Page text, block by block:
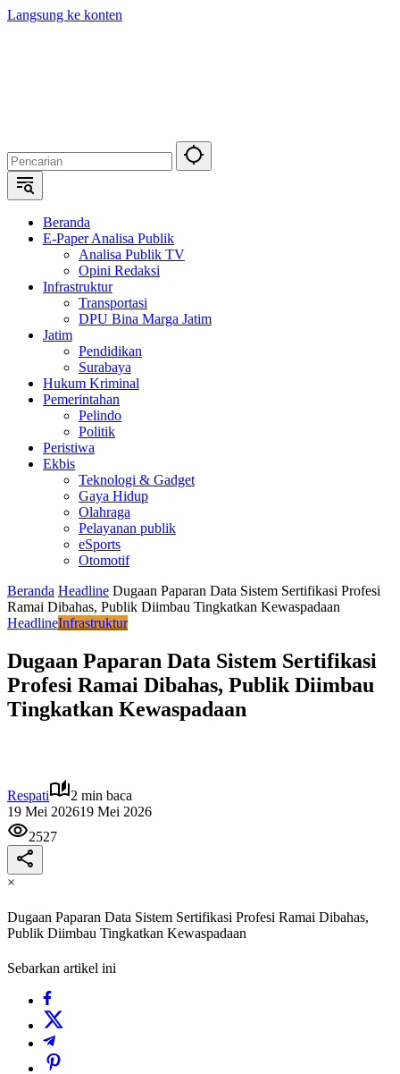
Langsung ke konten
Beranda
E-Paper Analisa Publik
Analisa Publik TV
Opini Redaksi
Infrastruktur
Transportasi
DPU Bina Marga Jatim
Jatim
Pendidikan
Surabaya
Hukum Kriminal
Pemerintahan
Pelindo
Politik
Peristiwa
Ekbis
Teknologi & Gadget
Gaya Hidup
Olahraga
Pelayanan publik
eSports
Otomotif
Beranda Headline Dugaan Paparan Data Sistem Sertifikasi Profesi
Ramai Dibahas, Publik Diimbau Tingkatkan Kewaspadaan
HeadlineInfrastruktur
Dugaan Paparan Data Sistem Sertifikasi
Profesi Ramai Dibahas, Publik Diimbau
Tingkatkan Kewaspadaan
Respati
2 min baca
19 Mei 202619 Mei 2026
2527
×
Dugaan Paparan Data Sistem Sertifikasi Profesi Ramai Dibahas,
Publik Diimbau Tingkatkan Kewaspadaan
Sebarkan artikel ini